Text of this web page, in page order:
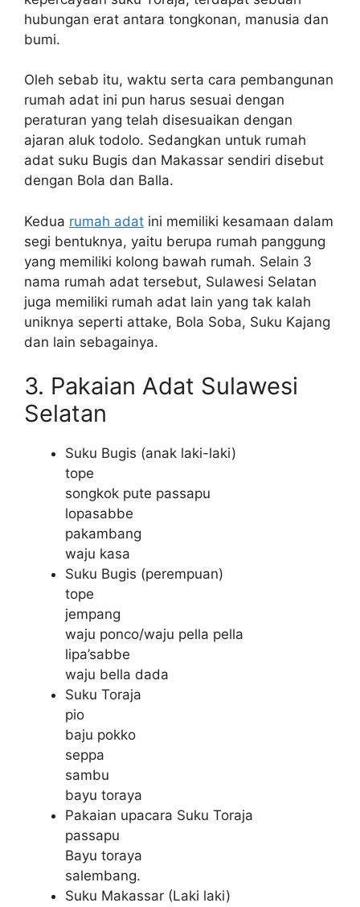
hubungan erat antara tongkonan, manusia dan
bumi.
Oleh sebab itu, waktu serta cara pembangunan
rumah adat ini pun harus sesuai dengan
peraturan yang telah disesuaikan dengan
ajaran aluk todolo. Sedangkan untuk rumah
adat suku Bugis dan Makassar sendiri disebut
dengan Bola dan Balla.
Kedua rumah adat ini memiliki kesamaan dalam
segi bentuknya, yaitu berupa rumah panggung
yang memiliki kolong bawah rumah. Selain 3
nama rumah adat tersebut, Sulawesi Selatan
juga memiliki rumah adat lain yang tak kalah
uniknya seperti attake, Bola Soba, Suku Kajang
dan lain sebagainya.
3. Pakaian Adat Sulawesi
Selatan
Suku Bugis (anak laki-laki)
tope
songkok pute passapu
lopasabbe
pakambang
waju kasa
Suku Bugis (perempuan)
tope
jempang
waju ponco/waju pella pella
lipa’sabbe
waju bella dada
Suku Toraja
pio
baju pokko
seppa
sambu
bayu toraya
Pakaian upacara Suku Toraja
passapu
Bayu toraya
salembang.
Suku Makassar (Laki laki)